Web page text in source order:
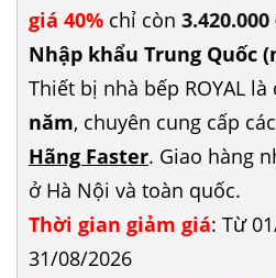
giá 40% chỉ còn 3.420.000
Nhập khẩu Trung Quốc
Thiết bị nhà bếp ROYAL là
năm, chuyên cung cấp
Hãng Faster. Giao hàng
ở Hà Nội và toàn quốc.
Thời gian giảm giá: Từ
31/08/2026